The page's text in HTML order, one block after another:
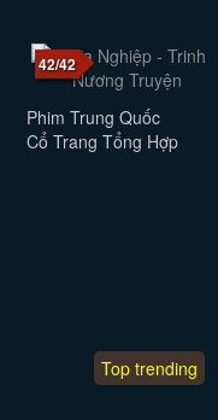
42/42
Phim Trung Quốc
Cổ Trang Tổng Hợp
Top trending